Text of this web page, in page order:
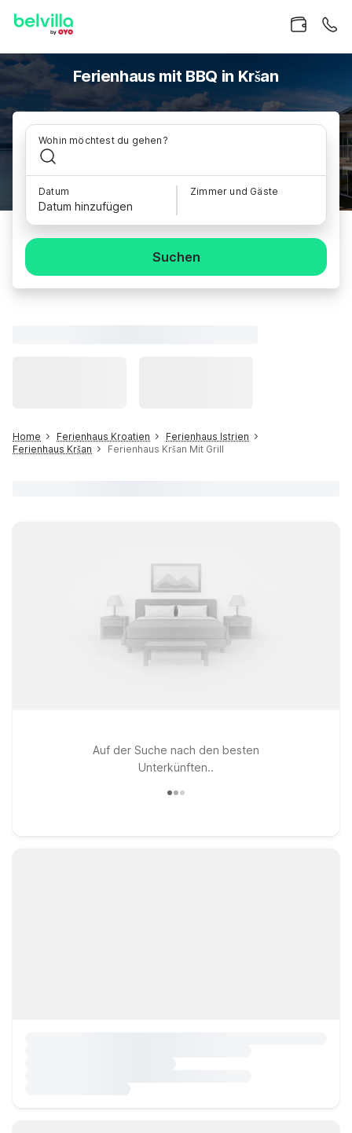
Ferienhaus mit BBQ in Kršan
Wohin möchtest du gehen?
Datum
Datum hinzufügen
Zimmer und Gäste
Suchen
Home Ferienhaus Kroatien
Ferienhaus Istrien
Ferienhaus Kršan
Ferienhaus Kršan Mit Grill
Auf der Suche nach den besten
Unterkünften..